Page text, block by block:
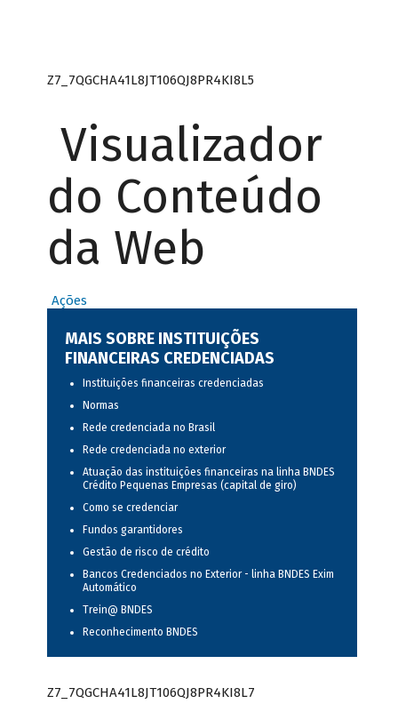
Z7_7QGCHA41L8JT106QJ8PR4KI8L5
Visualizador
do Conteúdo
da Web
Ações
MAIS SOBRE INSTITUIÇÕES
FINANCEIRAS CREDENCIADAS
Instituições financeiras credenciadas
Normas
Rede credenciada no Brasil
Rede credenciada no exterior
Atuação das instituições financeiras na linha BNDES
Crédito Pequenas Empresas (capital de giro)
Como se credenciar
Fundos garantidores
Gestão de risco de crédito
Bancos Credenciados no Exterior - linha BNDES Exim
Automático
Trein@ BNDES
Reconhecimento BNDES
Z7_7QGCHA41L8JT106QJ8PR4KI8L7